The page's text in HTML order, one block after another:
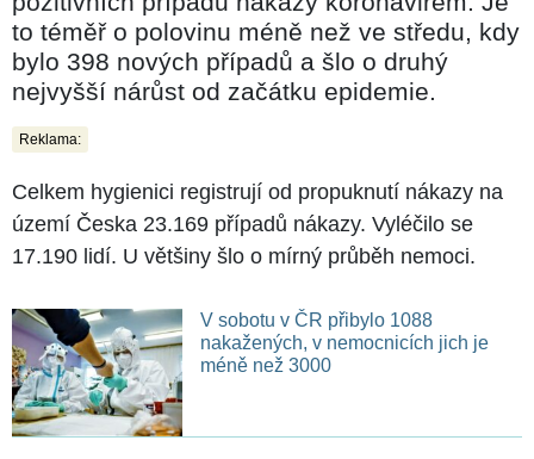
to téměř o polovinu méně než ve středu, kdy
bylo 398 nových případů a šlo o druhý
nejvyšší nárůst od začátku epidemie.
Reklama:
Celkem hygienici registrují od propuknutí nákazy na
území Česka 23.169 případů nákazy. Vyléčilo se
17.190 lidí. U většiny šlo o mírný průběh nemoci.
V sobotu v ČR přibylo 1088
nakažených, v nemocnicích jich je
méně než 3000